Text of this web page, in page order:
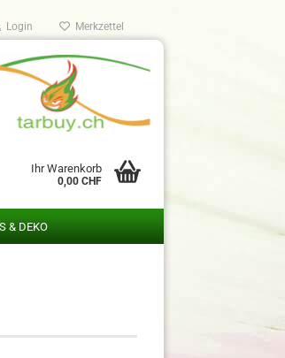
Login Merkzettel
Ihr Warenkorb
0,00 CHF
& DEKO